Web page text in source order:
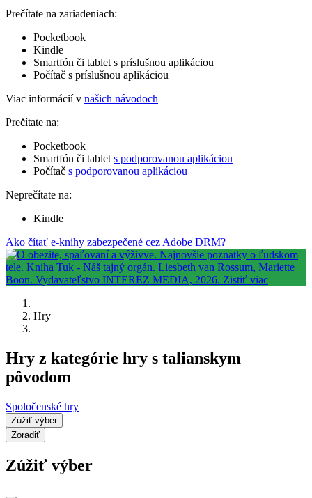
Prečítate na zariadeniach:
Pocketbook
Kindle
Smartfón či tablet s príslušnou aplikáciou
Počítač s príslušnou aplikáciou
Viac informácií v našich návodoch
Prečítate na:
Pocketbook
Smartfón či tablet s podporovanou aplikáciou
Počítač s podporovanou aplikáciou
Neprečítate na:
Kindle
Ako čítať e-knihy zabezpečené cez Adobe DRM?
Hry
Hry z kategórie hry s talianskym
pôvodom
Spoločenské hry
Zúžiť výber
Zoradiť
Zúžiť výber